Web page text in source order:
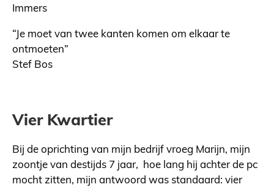
Immers
“Je moet van twee kanten komen om elkaar te
ontmoeten”
Stef Bos
Vier Kwartier
Bij de oprichting van mijn bedrijf vroeg Marijn, mijn
zoontje van destijds 7 jaar, hoe lang hij achter de pc
mocht zitten, mijn antwoord was standaard: vier